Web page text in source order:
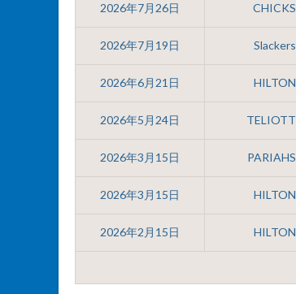
2026年7月26日 CHICKS
2026年7月19日 Slackers
2026年6月21日 HILTON
2026年5月24日 TELIOTT
2026年3月15日 PARIAHS
2026年3月15日 HILTON
2026年2月15日 HILTON